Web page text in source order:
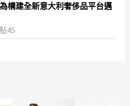
構建全新意大利奢侈品平台邁
45